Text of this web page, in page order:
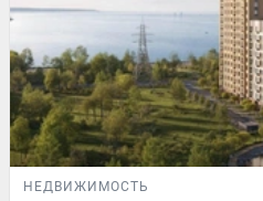
НЕДВИЖИМОСТЬ